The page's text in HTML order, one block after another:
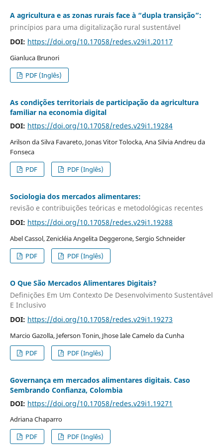
A agricultura e as zonas rurais face à “dupla transição”:
princípios para uma digitalização rural sustentável
DOI: https://doi.org/10.17058/redes.v29i1.20117
Gianluca Brunori
PDF (Inglês)
As condições territoriais de participação da agricultura
familiar na economia digital
DOI: https://doi.org/10.17058/redes.v29i1.19284
Arilson da Silva Favareto, Jonas Vitor Tolocka, Ana Silvia Andreu da
Fonseca
PDF
PDF (Inglês)
Sociologia dos mercados alimentares:
revisão e contribuições teóricas e metodológicas recentes
DOI: https://doi.org/10.17058/redes.v29i1.19288
Abel Cassol, Zenicléia Angelita Deggerone, Sergio Schneider
PDF
PDF (Inglês)
O Que São Mercados Alimentares Digitais?
Definições Em Um Contexto De Desenvolvimento Sustentável
E Inclusivo
DOI: https://doi.org/10.17058/redes.v29i1.19273
Marcio Gazolla, Jeferson Tonin, Jhose Iale Camelo da Cunha
PDF
PDF (Inglês)
Governança em mercados alimentares digitais. Caso
Sembrando Confianza, Colombia
DOI: https://doi.org/10.17058/redes.v29i1.19271
Adriana Chaparro
PDF
PDF (Inglês)